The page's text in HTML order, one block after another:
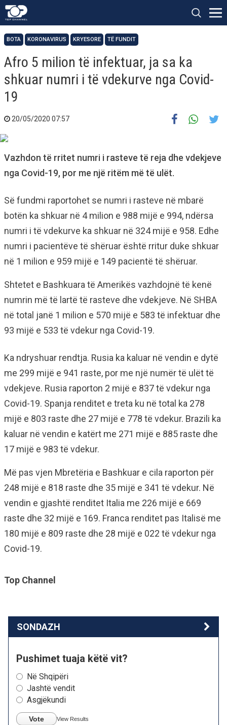
BOTA KORONAVIRUS KRYESORE TË FUNDIT
Afro 5 milion të infektuar, ja sa ka
shkuar numri i të vdekurve nga Covid-
19
20/05/2020 07:57
Vazhdon të rritet numri i rasteve të reja dhe vdekjeve
nga Covid-19, por me një ritëm më të ulët.
Së fundmi raportohet se numri i rasteve në mbarë
botën ka shkuar në 4 milion e 988 mijë e 994, ndërsa
numri i të vdekurve ka shkuar në 324 mijë e 958. Edhe
numri i pacientëve të shëruar është rritur duke shkuar
në 1 milion e 959 mijë e 149 pacientë të shëruar.
Shtetet e Bashkuara të Amerikës vazhdojnë të kenë
numrin më të lartë të rasteve dhe vdekjeve. Në SHBA
në total janë 1 milion e 570 mijë e 583 të infektuar dhe
93 mijë e 533 të vdekur nga Covid-19.
Ka ndryshuar rendtja. Rusia ka kaluar në vendin e dytë
me 299 mijë e 941 raste, por me një numër të ulët të
vdekjeve. Rusia raporton 2 mijë e 837 të vdekur nga
Covid-19. Spanja renditet e treta ku në total ka 278
mijë e 803 raste dhe 27 mijë e 778 të vdekur. Brazili ka
kaluar në vendin e katërt me 271 mijë e 885 raste dhe
17 mijë e 983 të vdekur.
Më pas vjen Mbretëria e Bashkuar e cila raporton për
248 mijë e 818 raste dhe 35 mijë e 341 të vdekur. Në
vendin e gjashtë renditet Italia me 226 mijë e 669
raste dhe 32 mijë e 169. Franca renditet pas Italisë me
180 mijë e 809 raste dhe 28 mijë e 022 të vdekur nga
Covid-19.
Top Channel
SONDAZH
Pushimet tuaja këtë vit?
Në Shqipëri
Jashtë vendit
Asgjëkundi
Vote View Results